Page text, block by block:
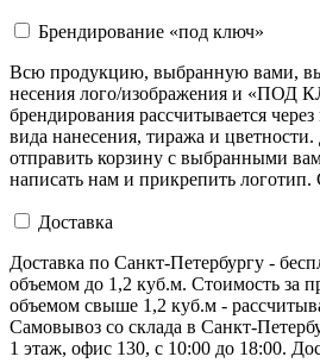
Брендирование «под ключ»
Всю продукцию, выбранную вами, вы
несения лого/изображения и «ПОД
брендирования рассчитывается
вида нанесения, тиража и
отправить корзину с выбранными
написать нам и прикрепить логотип.
Доставка
Доставка по Санкт-Петербургу -
объемом до 1,2 куб.м. Стоимость за
объемом свыше 1,2 куб.м -
Самовывоз со склада в Санкт-
1 этаж, офис 130, с 10:00 до 18:00.